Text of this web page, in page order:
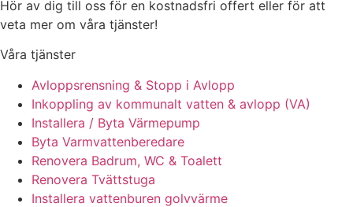
Hör av dig till oss för en kostnadsfri offert eller för att
veta mer om våra tjänster!
Våra tjänster
Avloppsrensning & Stopp i Avlopp
Inkoppling av kommunalt vatten & avlopp (VA)
Installera / Byta Värmepump
Byta Varmvattenberedare
Renovera Badrum, WC & Toalett
Renovera Tvättstuga
Installera vattenburen golvvärme